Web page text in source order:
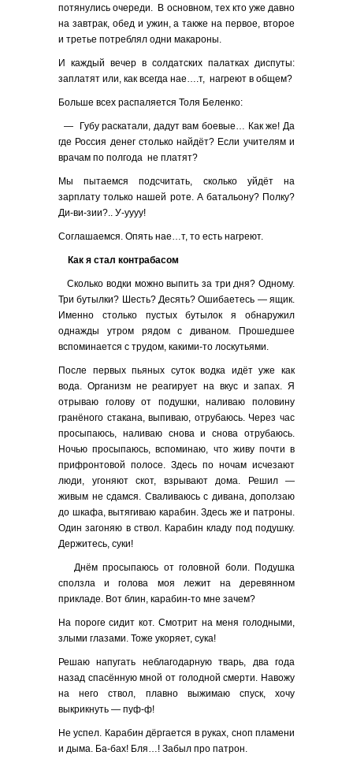
потянулись очереди. В основном, тех кто уже давно
на завтрак, обед и ужин, а также на первое, второе
и третье потреблял одни макароны.
И каждый вечер в солдатских палатках диспуты:
заплатят или, как всегда нае….т, нагреют в общем?
Больше всех распаляется Толя Беленко:
— Губу раскатали, дадут вам боевые… Как же! Да
где Россия денег столько найдёт? Если учителям и
врачам по полгода не платят?
Мы пытаемся подсчитать, сколько уйдёт на
зарплату только нашей роте. А батальону? Полку?
Ди-ви-зии?.. У-уууу!
Соглашаемся. Опять нае…т, то есть нагреют.
Как я стал контрабасом
Сколько водки можно выпить за три дня? Одному.
Три бутылки? Шесть? Десять? Ошибаетесь — ящик.
Именно столько пустых бутылок я обнаружил
однажды утром рядом с диваном. Прошедшее
вспоминается с трудом, какими-то лоскутьями.
После первых пьяных суток водка идёт уже как
вода. Организм не реагирует на вкус и запах. Я
отрываю голову от подушки, наливаю половину
гранёного стакана, выпиваю, отрубаюсь. Через час
просыпаюсь, наливаю снова и снова отрубаюсь.
Ночью просыпаюсь, вспоминаю, что живу почти в
прифронтовой полосе. Здесь по ночам исчезают
люди, угоняют скот, взрывают дома. Решил —
живым не сдамся. Сваливаюсь с дивана, доползаю
до шкафа, вытягиваю карабин. Здесь же и патроны.
Один загоняю в ствол. Карабин кладу под подушку.
Держитесь, суки!
Днём просыпаюсь от головной боли. Подушка
сползла и голова моя лежит на деревянном
прикладе. Вот блин, карабин-то мне зачем?
На пороге сидит кот. Смотрит на меня голодными,
злыми глазами. Тоже укоряет, сука!
Решаю напугать неблагодарную тварь, два года
назад спасённую мной от голодной смерти. Навожу
на него ствол, плавно выжимаю спуск, хочу
выкрикнуть — пуф-ф!
Не успел. Карабин дёргается в руках, сноп пламени
и дыма. Ба-бах! Бля…! Забыл про патрон.